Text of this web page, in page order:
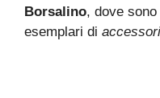
Borsalino, dove
esemplari di